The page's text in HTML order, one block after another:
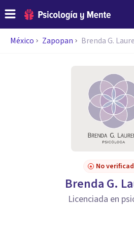
México Zapopan Brenda G.
No
Brenda G.
Licenciada en